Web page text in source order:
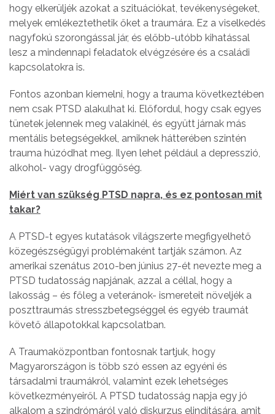
hogy elkerüljék azokat a szituációkat, tevékenységeket,
melyek emlékeztethetik őket a traumára. Ez a viselkedés
nagyfokú szorongással jár, és előbb-utóbb kihatással
lesz a mindennapi feladatok elvégzésére és a családi
kapcsolatokra is.
Fontos azonban kiemelni, hogy a trauma következtében
nem csak PTSD alakulhat ki. Előfordul, hogy csak egyes
tünetek jelennek meg valakinél, és együtt járnak más
mentális betegségekkel, amiknek hátterében szintén
trauma húzódhat meg. Ilyen lehet például a depresszió,
alkohol- vagy drogfüggőség.
Miért van szükség PTSD napra, és ez pontosan mit
takar?
A PTSD-t egyes kutatások világszerte megfigyelhető
közegészségügyi problémaként tartják számon. Az
amerikai szenátus 2010-ben június 27-ét nevezte meg a
PTSD tudatosság napjának, azzal a céllal, hogy a
lakosság – és főleg a veteránok- ismereteit növeljék a
poszttraumás stresszbetegséggel és egyéb traumát
követő állapotokkal kapcsolatban.
A Traumaközpontban fontosnak tartjuk, hogy
Magyarországon is több szó essen az egyéni és
társadalmi traumákról, valamint ezek lehetséges
következményeiről. A PTSD tudatosság napja egy jó
alkalom a szindrómáról való diskurzus elindítására, amit